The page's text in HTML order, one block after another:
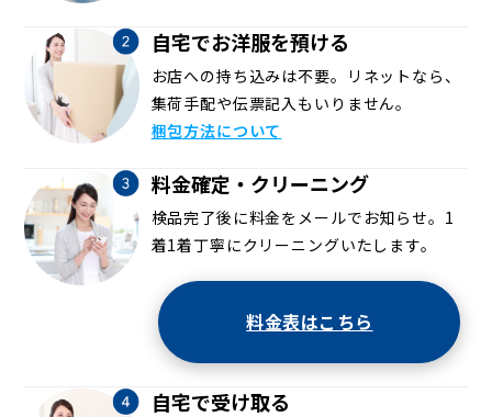
自宅でお洋服を預ける
お店への持ち込みは不要。リネットなら、
集荷手配や伝票記入もいりません。
梱包方法について
料金確定・クリーニング
検品完了後に料金をメールでお知らせ。1
着1着丁寧にクリーニングいたします。
料金表はこちら
自宅で受け取る